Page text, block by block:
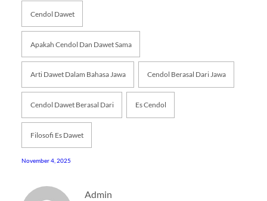
Cendol Dawet
Apakah Cendol Dan Dawet Sama
Arti Dawet Dalam Bahasa Jawa Cendol Berasal Dari Jawa
Cendol Dawet Berasal Dari Es Cendol
Filosofi Es Dawet
November 4, 2025
Admin